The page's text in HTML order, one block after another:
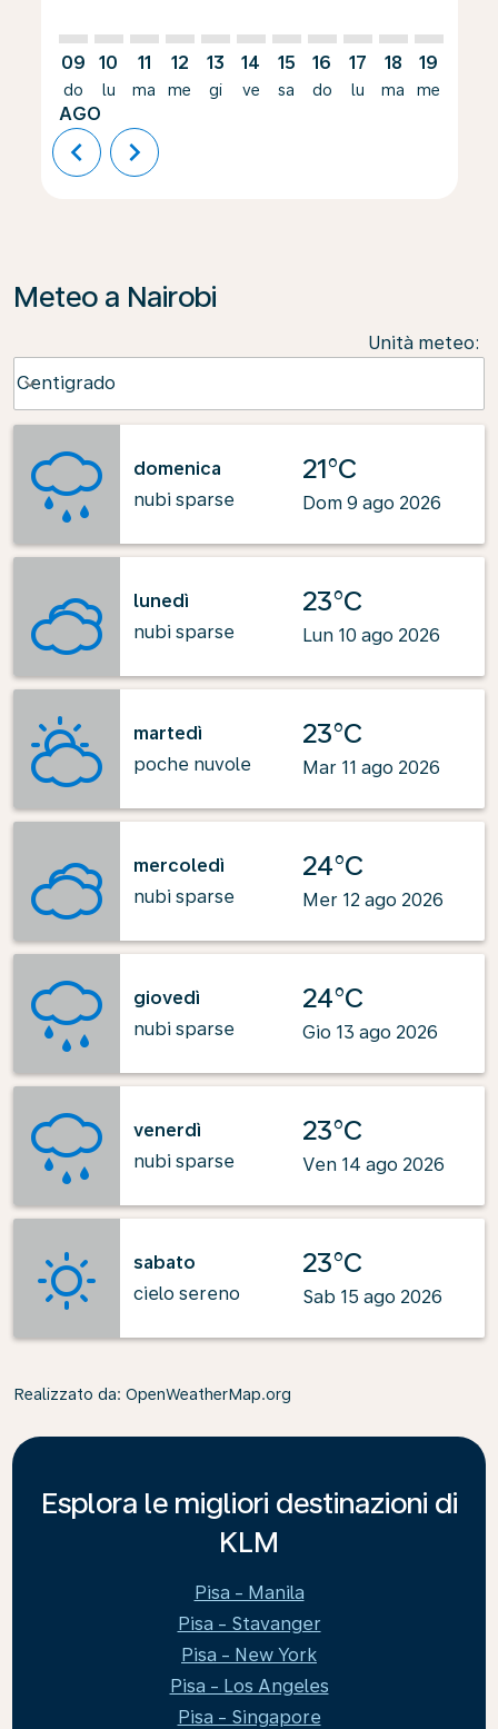
09
do
AGO
10
lu
11
ma
12
me
13
gi
14
ve
15
sa
16
do
17
lu
18
ma
19
me
chevron_left chevron_right
Meteo a Nairobi
Unità meteo:
Centigrado
keyboard_arrow_down
domenica
nubi sparse
21°C
Dom 9 ago 2026
lunedì
nubi sparse
23°C
Lun 10 ago 2026
martedì
poche nuvole
23°C
Mar 11 ago 2026
mercoledì
nubi sparse
24°C
Mer 12 ago 2026
giovedì
nubi sparse
24°C
Gio 13 ago 2026
venerdì
nubi sparse
23°C
Ven 14 ago 2026
sabato
cielo sereno
23°C
Sab 15 ago 2026
Realizzato da: OpenWeatherMap.org
Esplora le migliori destinazioni di
KLM
Pisa - Manila
Pisa - Stavanger
Pisa - New York
Pisa - Los Angeles
Pisa - Singapore